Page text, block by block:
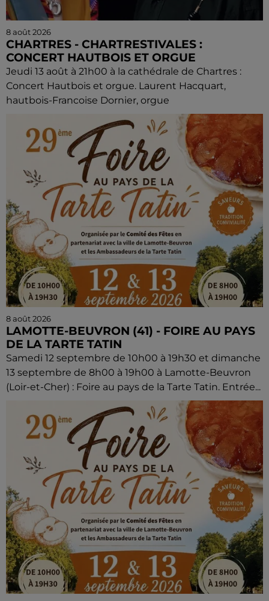
8 août 2026
CHARTRES - CHARTRESTIVALES :
CONCERT HAUTBOIS ET ORGUE
Jeudi 13 août à 21h00 à la cathédrale de Chartres :
Concert Hautbois et orgue. Laurent Hacquart,
hautbois-Francoise Dornier, orgue
8 août 2026
LAMOTTE-BEUVRON (41) - FOIRE AU PAYS
DE LA TARTE TATIN
Samedi 12 septembre de 10h00 à 19h30 et dimanche
13 septembre de 8h00 à 19h00 à Lamotte-Beuvron
(Loir-et-Cher) : Foire au pays de la Tarte Tatin. Entrée...